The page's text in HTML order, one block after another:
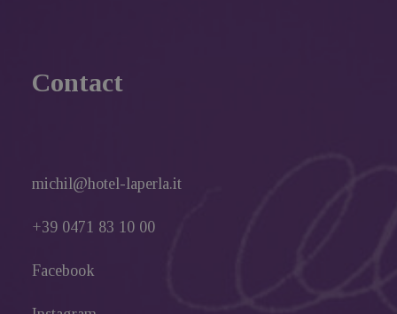
Contact
michil@hotel-laperla.it
+39 0471 83 10 00
Facebook